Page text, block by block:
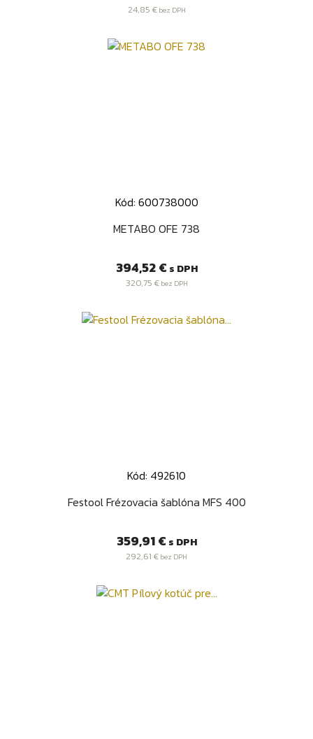
24,85 €bez DPH
Kód: 600738000
METABO OFE 738
Cena
394,52 € s DPH
320,75 €bez DPH
Kód: 492610
Festool Frézovacia šablóna MFS 400
Cena
359,91 € s DPH
292,61 € bez DPH